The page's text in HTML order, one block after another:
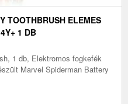
TOOTHBRUSH ELEMES
1 DB
1 db, Elektromos fogkefék
Marvel Spiderman Battery